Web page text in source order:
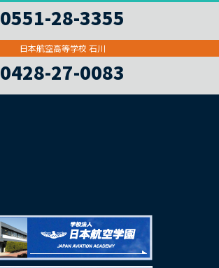
0551-28-3355
日本航空高等学校 石川
0428-27-0083